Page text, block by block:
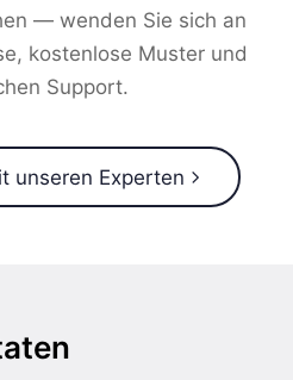
— wenden Sie sich an
kostenlose Muster und
Support.
unseren Experten